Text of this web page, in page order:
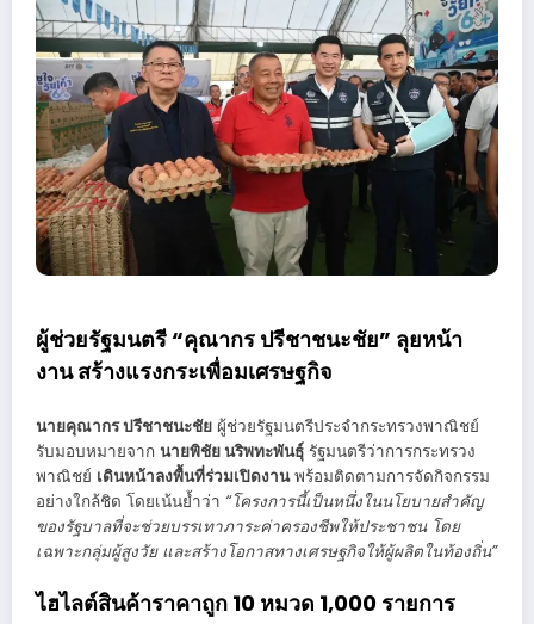
ผู้ช่วยรัฐมนตรี “คุณากร ปรีชาชนะชัย” ลุยหน้า
งาน สร้างแรงกระเพื่อมเศรษฐกิจ
นายคุณากร ปรีชาชนะชัย ผู้ช่วยรัฐมนตรีประจำกระทรวงพาณิชย์
รับมอบหมายจาก นายพิชัย นริพทะพันธุ์ รัฐมนตรีว่าการกระทรวง
พาณิชย์ เดินหน้าลงพื้นที่ร่วมเปิดงานพร้อมติดตามการจัดกิจกรรม
อย่างใกล้ชิด โดยเน้นย้ำว่า “โครงการนี้เป็นหนึ่งในนโยบายสำคัญ
ของรัฐบาลที่จะช่วยบรรเทาภาระค่าครองชีพให้ประชาชน โดย
เฉพาะกลุ่มผู้สูงวัย และสร้างโอกาสทางเศรษฐกิจให้ผู้ผลิตในท้องถิ่น”
ไฮไลต์สินค้าราคาถูก 10 หมวด 1,000 รายการ